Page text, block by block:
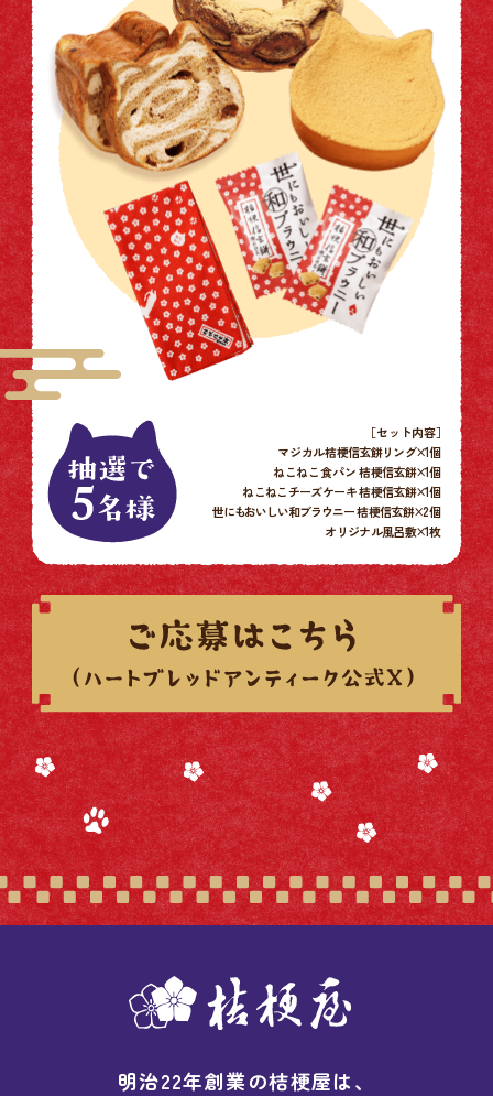
［セット内容］
マジカル桔梗信玄餅リング×1個
ねこねこ食パン桔梗信玄餅×1個
ねこねこチーズケーキ 桔梗信玄餅×1個
世にもおいしい和ブラウニー桔梗信玄餅×2個
オリジナル風呂敷×1枚
明治22年創業の桔梗屋は、